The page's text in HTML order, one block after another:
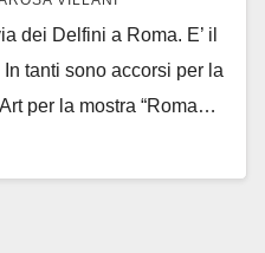
dei Delfini a Roma. E’ il
tanti sono accorsi per la
per la mostra “Roma…